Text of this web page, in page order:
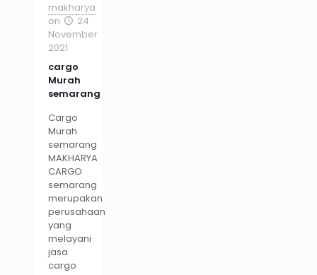
makharya
on
24
November
2021
cargo
Murah
semarang
Cargo
Murah
semarang
MAKHARYA
CARGO
semarang
merupakan
perusahaan
yang
melayani
jasa
cargo